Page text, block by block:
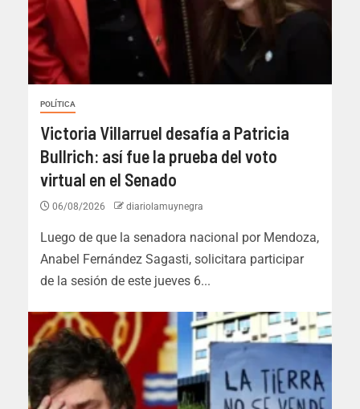
POLÍTICA
Victoria Villarruel desafía a Patricia
Bullrich: así fue la prueba del voto
virtual en el Senado
06/08/2026 diariolamuynegra
Luego de que la senadora nacional por Mendoza,
Anabel Fernández Sagasti, solicitara participar
de la sesión de este jueves 6...